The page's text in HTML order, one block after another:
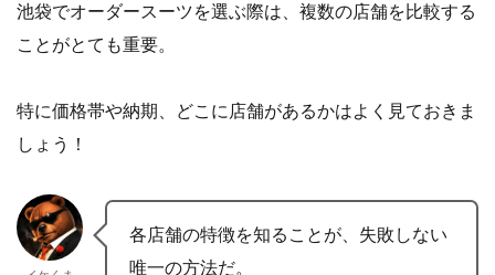
池袋でオーダースーツを選ぶ際は、複数の店舗を比較する
ことがとても重要。
特に価格帯や納期、どこに店舗があるかはよく見ておきま
しょう！
各店舗の特徴を知ることが、失敗しない
唯一の方法だ。